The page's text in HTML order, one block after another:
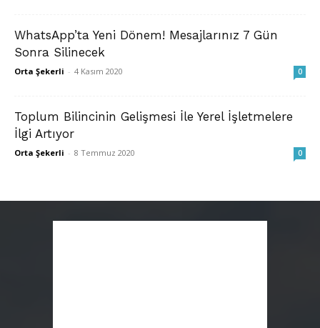
WhatsApp’ta Yeni Dönem! Mesajlarınız 7 Gün
Sonra Silinecek
Orta Şekerli - 4 Kasım 2020 0
Toplum Bilincinin Gelişmesi İle Yerel İşletmelere
İlgi Artıyor
Orta Şekerli - 8 Temmuz 2020 0